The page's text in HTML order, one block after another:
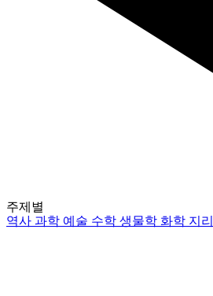
주제별
역사과학 예술 수학생물학 화학 지리